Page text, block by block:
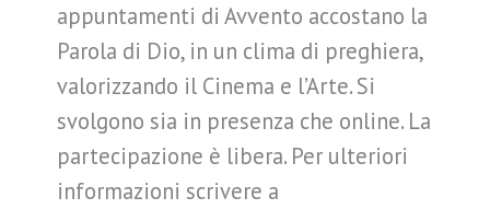
appuntamenti di Avvento accostano la
Parola di Dio, in un clima di preghiera,
valorizzando il Cinema e l’Arte. Si
svolgono sia in presenza che online. La
partecipazione è libera. Per ulteriori
informazioni scrivere a